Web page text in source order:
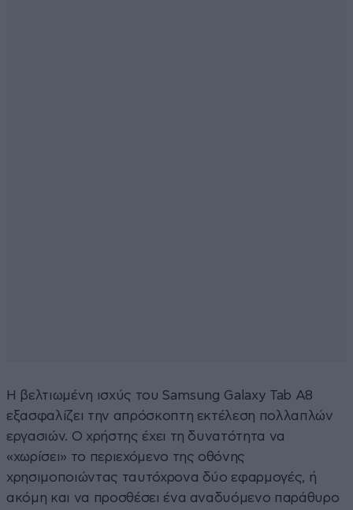
Η βελτιωμένη ισχύς του Samsung Galaxy Tab A8
εξασφαλίζει την απρόσκοπτη εκτέλεση πολλαπλών
εργασιών. Ο χρήστης έχει τη δυνατότητα να
«χωρίσει» τo περιεχόμενο της οθόνης
χρησιμοποιώντας ταυτόχρονα δύο εφαρμογές, ή
ακόμη και να προσθέσει ένα αναδυόμενο παράθυρο